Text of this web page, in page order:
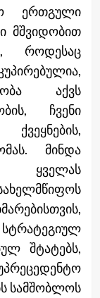
ერთგული
მშვიდობით
როდესაც
აქვს
ჩვენი
მინდა
ყველას
შტატებს,
სამშობლოს